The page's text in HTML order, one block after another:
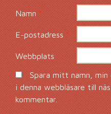
Namn *
E-postadress *
Webbplats
Spara mitt namn,
i denna webbläsare till
kommentar.